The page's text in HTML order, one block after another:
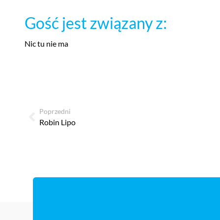
Gość jest związany z:
Nic tu nie ma
Poprzedni
Robin Lipo